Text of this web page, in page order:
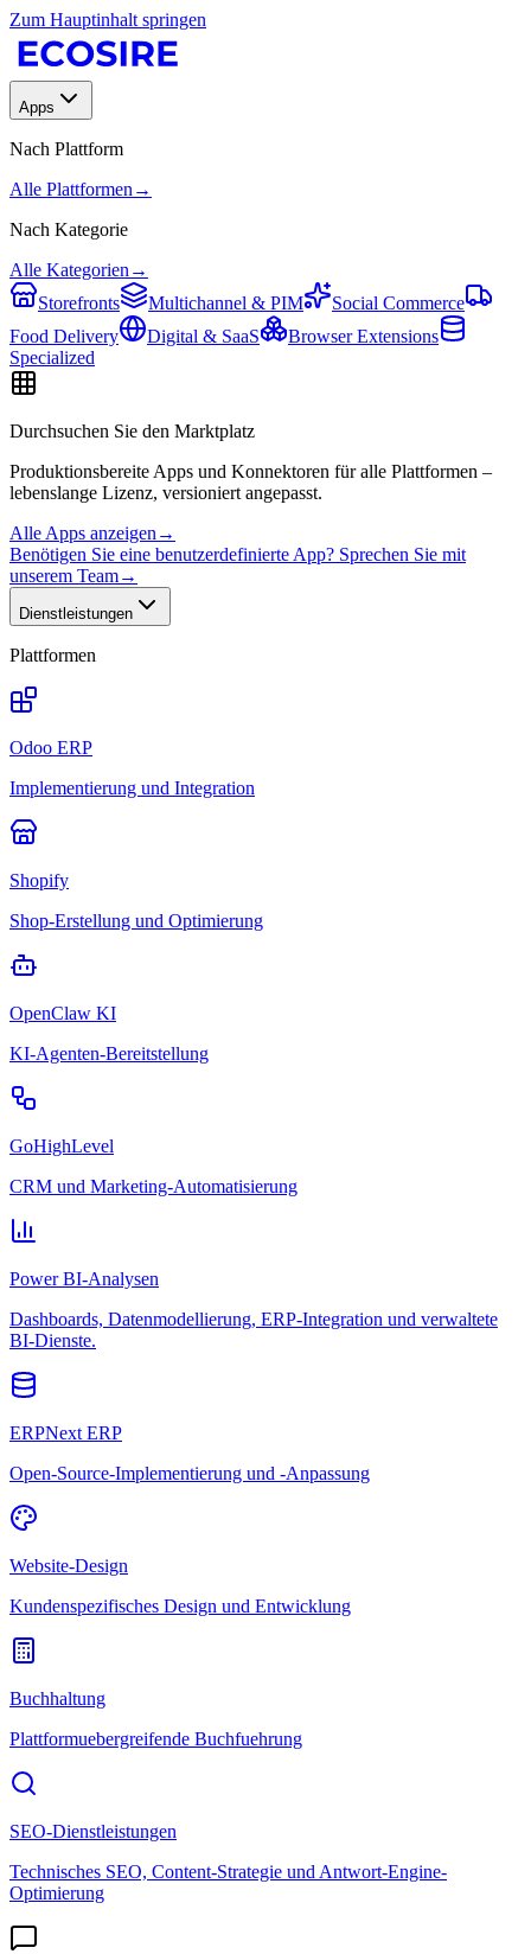
Zum Hauptinhalt springen
Apps
Nach Plattform
Alle Plattformen →
Nach Kategorie
Alle Kategorien →
Storefronts
Multichannel & PIM
Social Commerce
Food Delivery
Digital & SaaS
Browser Extensions
Specialized
Durchsuchen Sie den Marktplatz
Produktionsbereite Apps und Konnektoren für alle Plattformen –
lebenslange Lizenz, versioniert angepasst.
Alle Apps anzeigen →
Benötigen Sie eine benutzerdefinierte App? Sprechen Sie mit
unserem Team→
Dienstleistungen
Plattformen
Odoo ERP
Implementierung und Integration
Shopify
Shop-Erstellung und Optimierung
OpenClaw KI
KI-Agenten-Bereitstellung
GoHighLevel
CRM und Marketing-Automatisierung
Power BI-Analysen
Dashboards, Datenmodellierung, ERP-Integration und verwaltete
BI-Dienste.
ERPNext ERP
Open-Source-Implementierung und -Anpassung
Website-Design
Kundenspezifisches Design und Entwicklung
Buchhaltung
Plattformuebergreifende Buchfuehrung
SEO-Dienstleistungen
Technisches SEO, Content-Strategie und Antwort-Engine-
Optimierung